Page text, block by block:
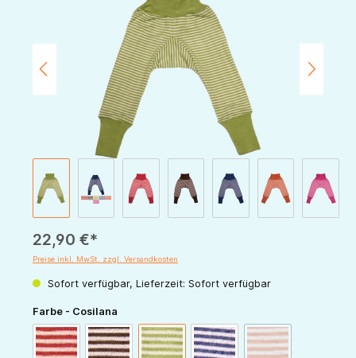
22,90 €*
Preise inkl. MwSt. zzgl. Versandkosten
Sofort verfügbar, Lieferzeit: Sofort verfügbar
Farbe - Cosilana
rot-natur schoko-naturgrün-naturmarine-naturorange-natur
(Diese Option ist